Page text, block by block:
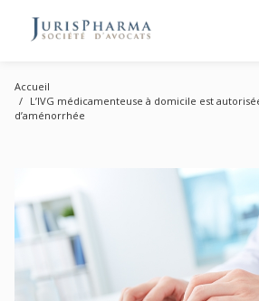
Accueil
L’IVG médicamenteuse à domicile est
d’aménorrhée